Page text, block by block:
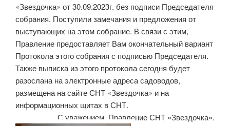
«Звездочка» от 30.09.2023г. без подписи Председателя
собрания. Поступили замечания и предложения от
выступающих на этом собрание. В связи с этим,
Правление предоставляет Вам окончательный вариант
Протокола этого собрания с подписью Председателя.
Также выписка из этого протокола сегодня будет
разослана на электронные адреса садоводов,
размещена на сайте СНТ «Звездочка» и на
информационных щитах в СНТ.
С уважением, Правление СНТ «Звездочка».